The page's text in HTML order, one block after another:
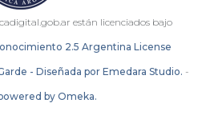
están licenciados bajo
2.5 Argentina License
- Diseñada por Emedara Studio. -
by Omeka.